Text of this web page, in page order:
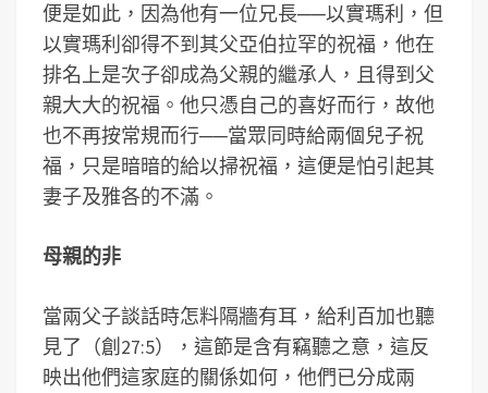
便是如此，因為他有一位兄長──以實瑪利，但
以實瑪利卻得不到其父亞伯拉罕的祝福，他在
排名上是次子卻成為父親的繼承人，且得到父
親大大的祝福。他只憑自己的喜好而行，故他
也不再按常規而行──當眾同時給兩個兒子祝
福，只是暗暗的給以掃祝福，這便是怕引起其
妻子及雅各的不滿。
母親的非
當兩父子談話時怎料隔牆有耳，給利百加也聽
見了（創27:5），這節是含有竊聽之意，這反
映出他們這家庭的關係如何，他們已分成兩